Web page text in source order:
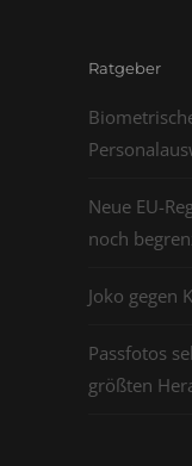
Ratgeber
Neue EU-
noch
Joko gegen
Passfotos
größten